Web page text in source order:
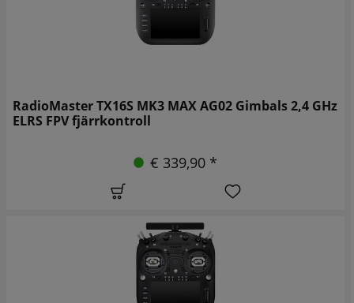
RadioMaster TX16S MK3 MAX AG02 Gimbals 2,4 GHz
ELRS FPV fjärrkontroll
€ 339,90 *